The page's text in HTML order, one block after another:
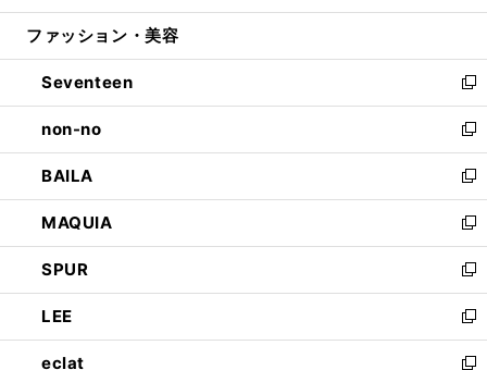
開
ウ
開
く
ン
ウ
で
開
く
ウ
ン
ド
ウ
で
開
く
ファッション・美容
Seventeen
新
し
い
ウ
ィ
ン
ド
ウ
で
開
く
non-no
新
し
い
ウ
ィ
ン
ド
ウ
で
開
く
BAILA
新
し
い
ウ
ィ
ン
ド
ウ
で
MAQUIA
新
し
い
ウ
ィ
ン
ド
SPUR
新
し
い
ウ
ィ
LEE
新
し
eclat